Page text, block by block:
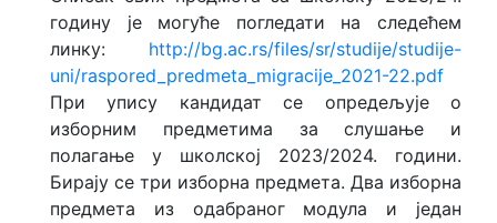
годину је могуће погледати на следећем
линку: http://bg.ac.rs/files/sr/studije/studije-
uni/raspored_predmeta_migracije_2021-22.pdf
При упису кандидат се опредељује о
изборним предметима за слушање и
полагање у школској 2023/2024. години.
Бирају се три изборна предмета. Два изборна
предмета из одабраног модула и један